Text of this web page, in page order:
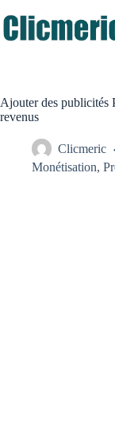
au
contenu
Ajouter des publicités
revenus
Clicmeric
Monétisation,